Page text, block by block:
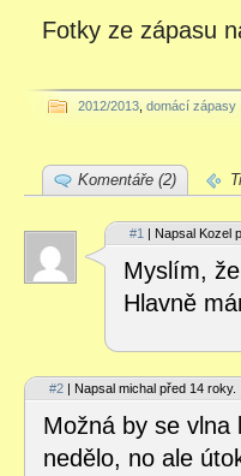
Fotky ze zápasu
2012/2013 domácí zápasy
Komentáře (2)
#1 | Napsal Kozel
Myslím,
Hlavně
#2 | Napsal michal před 14 roky.
Možná by se vlna
nedělo, no ale